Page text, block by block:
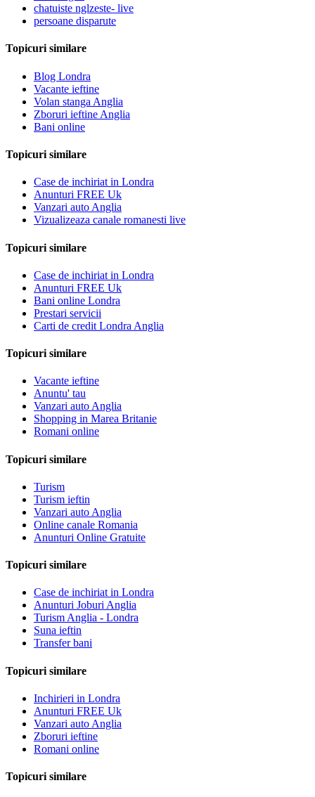
chatuiste nglzeste- live
persoane disparute
Topicuri similare
Blog Londra
Vacante ieftine
Volan stanga Anglia
Zboruri ieftine Anglia
Bani online
Topicuri similare
Case de inchiriat in Londra
Anunturi FREE Uk
Vanzari auto Anglia
Vizualizeaza canale romanesti live
Topicuri similare
Case de inchiriat in Londra
Anunturi FREE Uk
Bani online Londra
Prestari servicii
Carti de credit Londra Anglia
Topicuri similare
Vacante ieftine
Anuntu' tau
Vanzari auto Anglia
Shopping in Marea Britanie
Romani online
Topicuri similare
Turism
Turism ieftin
Vanzari auto Anglia
Online canale Romania
Anunturi Online Gratuite
Topicuri similare
Case de inchiriat in Londra
Anunturi Joburi Anglia
Turism Anglia - Londra
Suna ieftin
Transfer bani
Topicuri similare
Inchirieri in Londra
Anunturi FREE Uk
Vanzari auto Anglia
Zboruri ieftine
Romani online
Topicuri similare